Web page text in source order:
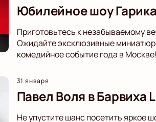
Юбилейное шоу
Приготовьтесь к незабываемому
Ожидайте эксклюзивные
комедийное событие года в Москве!
31 января
Павел Воля в Барвиха
Не упустите шанс посетить яркое